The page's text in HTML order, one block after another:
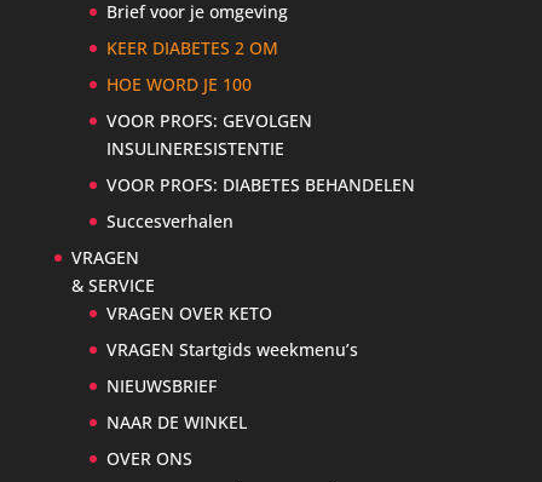
Brief voor je omgeving
KEER DIABETES 2 OM
HOE WORD JE 100
VOOR PROFS: GEVOLGEN
INSULINERESISTENTIE
VOOR PROFS: DIABETES BEHANDELEN
Succesverhalen
VRAGEN
& SERVICE
VRAGEN OVER KETO
VRAGEN Startgids weekmenu’s
NIEUWSBRIEF
NAAR DE WINKEL
OVER ONS